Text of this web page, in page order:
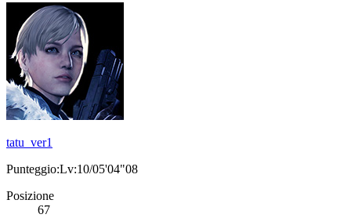
tatu_ver1
Punteggio:Lv:10/05'04"08
Posizione
67